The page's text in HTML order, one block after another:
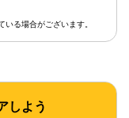
る場合がございます。
しよう